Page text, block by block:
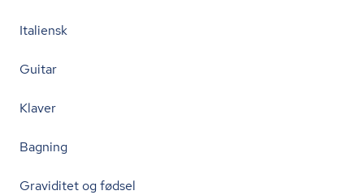
Italiensk
Guitar
Klaver
Bagning
Graviditet og fødsel